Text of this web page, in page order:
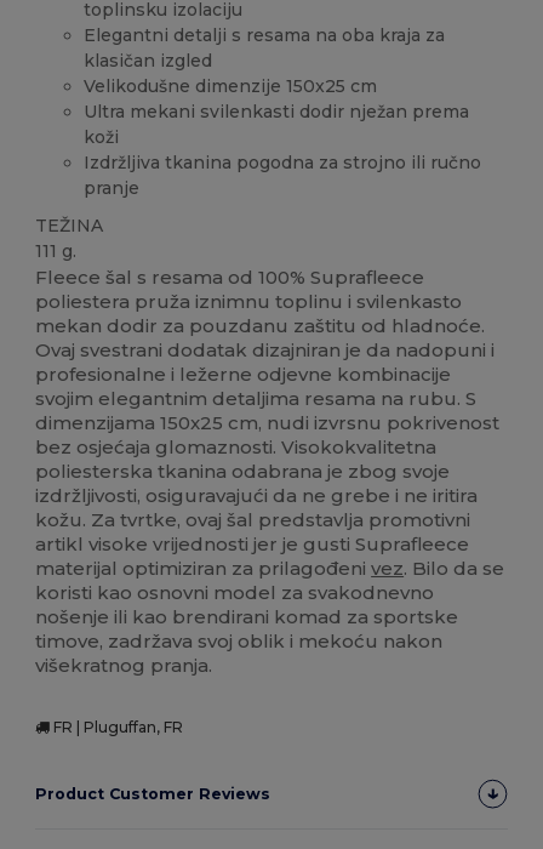
toplinsku izolaciju
Elegantni detalji s resama na oba kraja za
klasičan izgled
Velikodušne dimenzije 150x25 cm
Ultra mekani svilenkasti dodir nježan prema
koži
Izdržljiva tkanina pogodna za strojno ili ručno
pranje
TEŽINA
111 g.
Fleece šal s resama od 100% Suprafleece
poliestera pruža iznimnu toplinu i svilenkasto
mekan dodir za pouzdanu zaštitu od hladnoće.
Ovaj svestrani dodatak dizajniran je da nadopuni i
profesionalne i ležerne odjevne kombinacije
svojim elegantnim detaljima resama na rubu. S
dimenzijama 150x25 cm, nudi izvrsnu pokrivenost
bez osjećaja glomaznosti. Visokokvalitetna
poliesterska tkanina odabrana je zbog svoje
izdržljivosti, osiguravajući da ne grebe i ne iritira
kožu. Za tvrtke, ovaj šal predstavlja promotivni
artikl visoke vrijednosti jer je gusti Suprafleece
materijal optimiziran za prilagođenivez. Bilo da se
koristi kao osnovni model za svakodnevno
nošenje ili kao brendirani komad za sportske
timove, zadržava svoj oblik i mekoću nakon
višekratnog pranja.
FR | Pluguffan, FR
Product Customer Reviews